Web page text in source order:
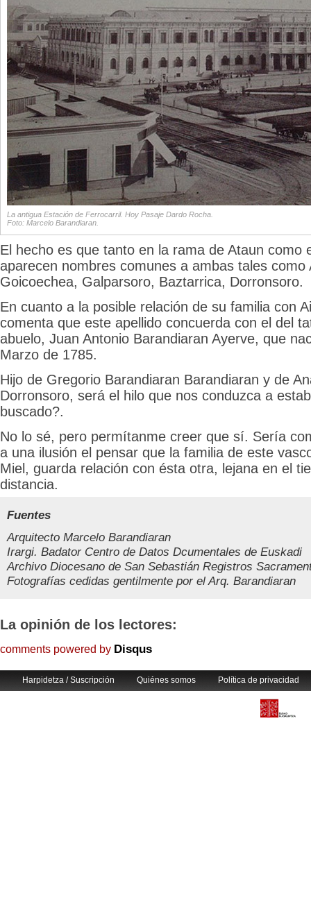
La antigua Estación de Ferrocarril. Hoy Pasaje Dardo Rocha.
Foto: Marcelo Barandiaran.
El hecho es que tanto en la rama de Ataun como
aparecen nombres comunes a ambas tales como
Goicoechea, Galparsoro, Baztarrica, Dorronsoro.
En cuanto a la posible relación de su familia con
comenta que este apellido concuerda con el del
abuelo, Juan Antonio Barandiaran Ayerve, que
Marzo de 1785.
Hijo de Gregorio Barandiaran Barandiaran y de
Dorronsoro, será el hilo que nos conduzca a
buscado?.
No lo sé, pero permítanme creer que sí. Sería
a una ilusión el pensar que la familia de este
Miel, guarda relación con ésta otra, lejana en el
distancia.
Fuentes
Arquitecto Marcelo Barandiaran
Irargi. Badator Centro de Datos Dcumentales de Euskadi
Archivo Diocesano de San Sebastián Registros
Fotografías cedidas gentilmente por el Arq. Barandiaran
La opinión de los lectores:
comments powered by Disqus
Harpidetza / Suscripción Quiénes somos Política de privacidad